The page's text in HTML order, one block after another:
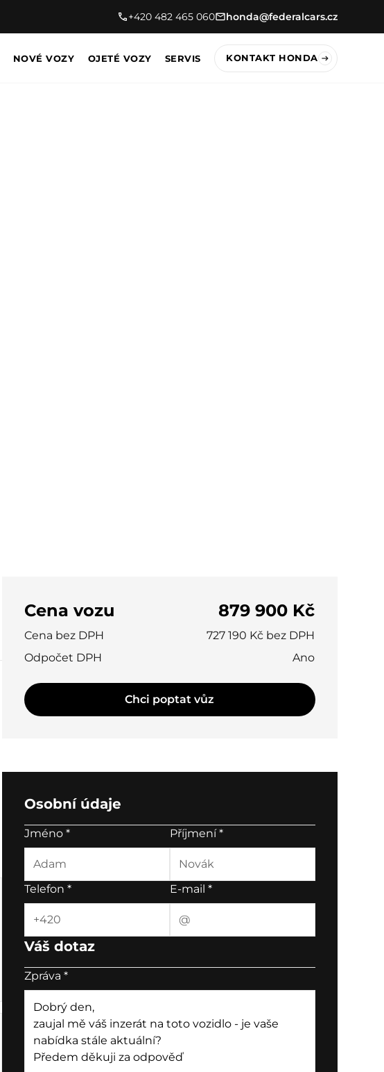
+420 482 465 060 honda@federalcars.cz
NOVÉ VOZY OJETÉ VOZY SERVIS KONTAKT HONDA
Cena vozu 879 900 Kč
Cena bez DPH
727 190 Kč bez DPH
Odpočet DPH
Ano
Chci poptat vůz
Osobní údaje
Jméno * Příjmení*
Telefon * E-mail *
Váš dotaz
Zpráva *